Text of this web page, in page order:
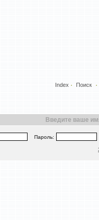
Index Поиск
Введите ваше
Пароль: